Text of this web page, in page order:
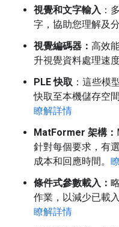
視覺和文字輸入 ：
字，協助您理解及
視覺編碼器： 高效
升視覺資料處理速
PLE 快取 ：這些模
快取至本機儲存空
瞭解詳情
MatFormer 架構：
針對每個要求，有
成本和回應時間。
條件式參數載入：
作業，以減少已載
瞭解詳情